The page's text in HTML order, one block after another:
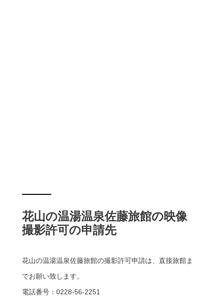
花山の温湯温泉佐藤旅館の映像
撮影許可の申請先
花山の温湯温泉佐藤旅館の撮影許可申請は、直接旅館ま
でお願い致します。
電話番号：0228-56-2251